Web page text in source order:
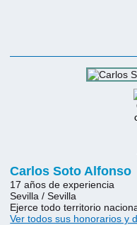
Carlos Soto Alfonso
17 años de experiencia
Sevilla / Sevilla
Ejerce todo territorio
Ver todos sus honorarios y